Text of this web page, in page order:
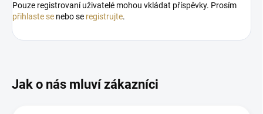
Pouze registrovaní uživatelé mohou vkládat příspěvky. Prosím
přihlaste se nebo se registrujte.